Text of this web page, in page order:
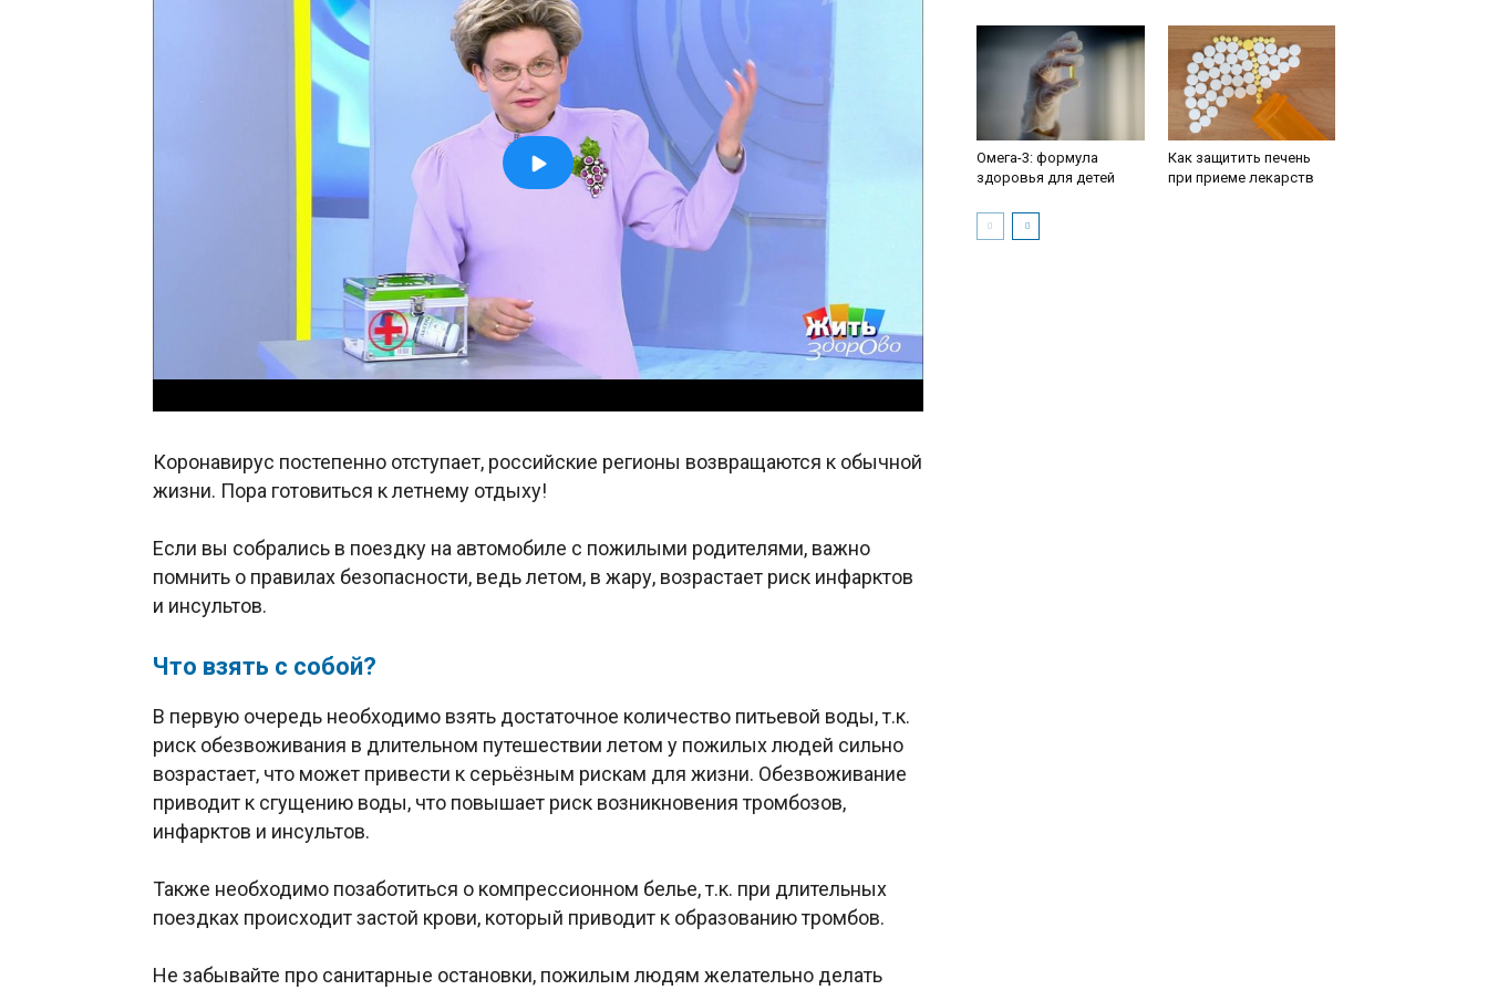
Коронавирус постепенно отступает, российские регионы возвращаются к обычной
жизни. Пора готовиться к летнему отдыху!
Если вы собрались в поездку на автомобиле с пожилыми родителями, важно
помнить о правилах безопасности, ведь летом, в жару, возрастает риск инфарктов
и инсультов.
Что взять с собой?
В первую очередь необходимо взять достаточное количество питьевой воды, т.к.
риск обезвоживания в длительном путешествии летом у пожилых людей сильно
возрастает, что может привести к серьёзным рискам для жизни. Обезвоживание
приводит к сгущению воды, что повышает риск возникновения тромбозов,
инфарктов и инсультов.
Также необходимо позаботиться о компрессионном белье, т.к. при длительных
поездках происходит застой крови, который приводит к образованию тромбов.
Не забывайте про санитарные остановки, пожилым людям желательно делать
Омега-3: формула
здоровья для детей
Как защитить печень
при приеме лекарств